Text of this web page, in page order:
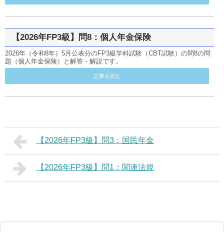
【2026年FP3級】問8：個人年金保険
2026年（令和8年）5月公表分のFP3級学科試験（CBT試験）の問8の問
題（個人年金保険）と解答・解説です。
記事を読む
【2026年FP3級】問3：国民年金
【2026年FP3級】問1：関連法規